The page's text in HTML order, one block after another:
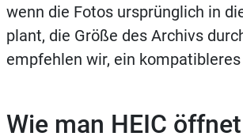
wenn die Fotos ursprünglich in
plant, die Größe des Archivs
empfehlen wir, ein
Wie man HEIC öffnet